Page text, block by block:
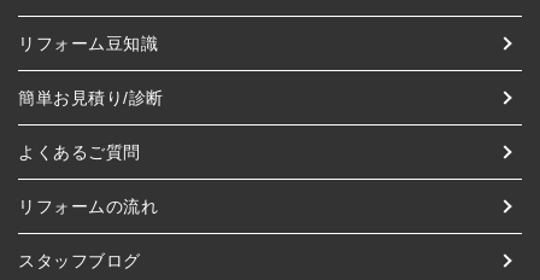
リフォーム豆知識
簡単お見積り/診断
よくあるご質問
リフォームの流れ
スタッフブログ